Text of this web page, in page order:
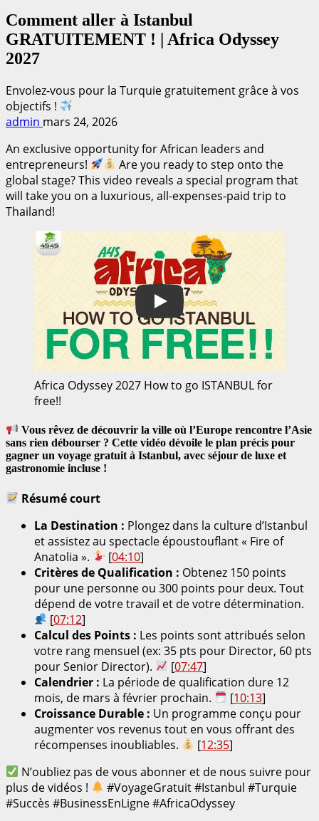
Comment aller à Istanbul
GRATUITEMENT ! | Africa Odyssey
2027
Envolez-vous pour la Turquie gratuitement grâce à vos
objectifs !
admin mars 24, 2026
An exclusive opportunity for African leaders and
entrepreneurs!
Are you ready to step onto the
global stage? This video reveals a special program that
will take you on a luxurious, all-expenses-paid trip to
Thailand!
Play
Africa Odyssey 2027 How to go ISTANBUL for
free!!
Vous rêvez de découvrir la ville où l’Europe rencontre l’Asie
sans rien débourser ? Cette vidéo dévoile le plan précis pour
gagner un voyage gratuit à Istanbul, avec séjour de luxe et
gastronomie incluse !
Résumé court
La Destination : Plongez dans la culture d’Istanbul
et assistez au spectacle époustouflant « Fire of
Anatolia ».
[04:10]
Critères de Qualification : Obtenez 150 points
pour une personne ou 300 points pour deux. Tout
dépend de votre travail et de votre détermination.
[07:12]
Calcul des Points : Les points sont attribués selon
votre rang mensuel (ex: 35 pts pour Director, 60 pts
pour Senior Director).
[07:47]
Calendrier : La période de qualification dure 12
mois, de mars à février prochain.
[10:13]
Croissance Durable : Un programme conçu pour
augmenter vos revenus tout en vous offrant des
récompenses inoubliables.
[12:35]
N’oubliez pas de vous abonner et de nous suivre pour
plus de vidéos !
#VoyageGratuit #Istanbul #Turquie
#Succès #BusinessEnLigne #AfricaOdyssey